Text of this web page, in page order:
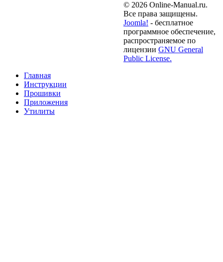
© 2026 Online-Manual.ru.
Все права защищены.
Joomla! - бесплатное
программное обеспечение,
распространяемое по
лицензии GNU General
Public License.
Главная
Инструкции
Прошивки
Приложения
Утилиты